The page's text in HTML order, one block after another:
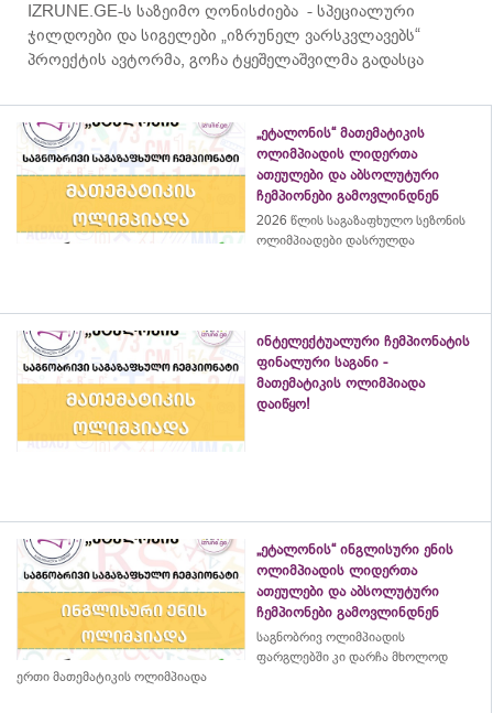
IZRUNE.GE-ს საზეიმო ღონისძიება - სპეციალური
ჯილდოები და სიგელები „იზრუნელ ვარსკვლავებს“
პროექტის ავტორმა, გოჩა ტყეშელაშვილმა გადასცა
„ეტალონის“ მათემატიკის
ოლიმპიადის ლიდერთა
ათეულები და აბსოლუტური
ჩემპიონები გამოვლინდნენ
2026 წლის საგაზაფხულო სეზონის
ოლიმპიადები დასრულდა
ინტელექტუალური ჩემპიონატის
ფინალური საგანი -
მათემატიკის ოლიმპიადა
დაიწყო!
„ეტალონის“ ინგლისური ენის
ოლიმპიადის ლიდერთა
ათეულები და აბსოლუტური
ჩემპიონები გამოვლინდნენ
საგნობრივ ოლიმპიადის
ფარგლებში კი დარჩა მხოლოდ
ერთი მათემატიკის ოლიმპიადა